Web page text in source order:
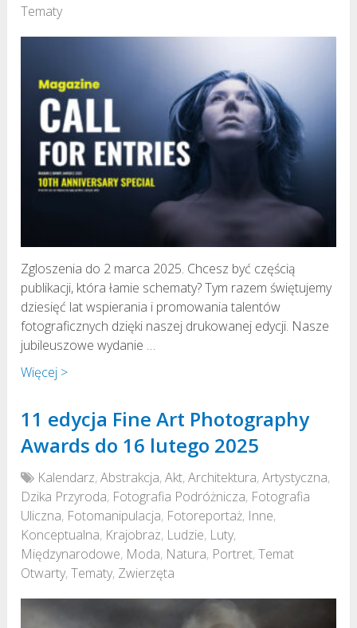
Tematy
Zgloszenia do 2 marca 2025. Chcesz być częścią
publikacji, która łamie schematy? Tym razem świętujemy
dziesięć lat wspierania i promowania talentów
fotograficznych dzięki naszej drukowanej edycji. Nasze
jubileuszowe wydanie …
Więcej >
11 edycja Fine Art Photography
Awards do 16 lutego 2025
Kalendarz,Abstrakcja,Akt,Architektura,Artystyczna,
Dzika Przyroda, Fotografia Podróżnicza, Fotografia
Uliczna, Fotomanipulacja, Fotoreportaż, Inne,
Konceptualna, Krajobraz, Ludzie, Luty,
Międzynarodowe, Moda, Natura, Portret,Temat
Otwarty,Tematy, Zwierzęta